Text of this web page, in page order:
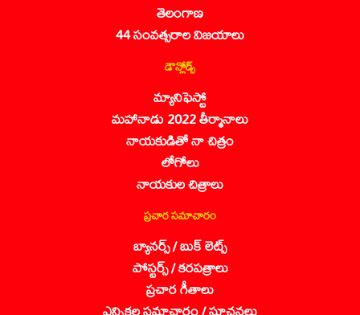
తెలంగాణ
44 సంవత్సరాల విజయాలు
డౌన్లోడ్స్
మ్యానిఫెస్టో
మహానాడు 2022 తీర్మానాలు
నాయకుడితో నా చిత్రం
లోగోలు
నాయకుల చిత్రాలు
ప్రచార సమాచారం
బ్యానర్స్ / బుక్ లెట్స్
పోస్టర్స్ / కరపత్రాలు
ప్రచార గీతాలు